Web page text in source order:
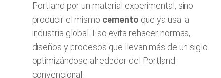
Portland por un material experimental, sino
producir el mismo cemento que ya usa la
industria global. Eso evita rehacer normas,
diseños y procesos que llevan más de un siglo
optimizándose alrededor del Portland
convencional.